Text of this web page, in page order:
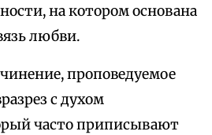
на котором основана
любви.
проповедуемое
с духом
часто приписывают